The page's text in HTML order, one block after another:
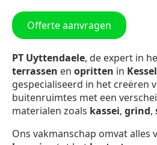
Offerte aanvragen
PT Uyttendaele, de expert in
terrassen en opritten in Kessel
gespecialiseerd in het creëren
buitenruimtes met een
materialen zoals kassei, grind,
Ons vakmanschap omvat alles